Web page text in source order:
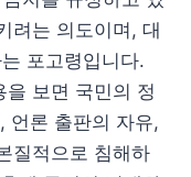
려는 의도이며, 대
포고령입니다.
을 보면 국민의 정
언론 출판의 자유,
질적으로 침해하